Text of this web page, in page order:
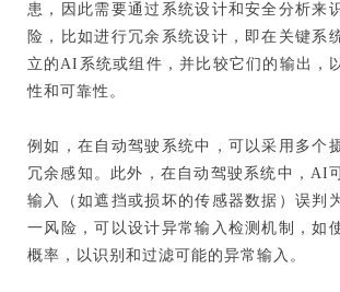
患，因此需要通过系统设计和安全分析来
险，比如进行冗余系统设计，即在关键系
立的AI系统或组件，并比较它们的输出，
性和可靠性。
例如，在自动驾驶系统中，可以采用多个
冗余感知。此外，在自动驾驶系统中，AI
输入（如遮挡或损坏的传感器数据）误判
一风险，可以设计异常输入检测机制，如
概率，以识别和过滤可能的异常输入。